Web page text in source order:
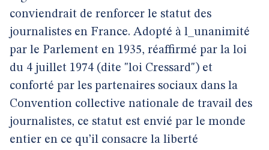
conviendrait de renforcer le statut des
journalistes en France. Adopté à l_unanimité
par le Parlement en 1935, réaffirmé par la loi
du 4 juillet 1974 (dite "loi Cressard") et
conforté par les partenaires sociaux dans la
Convention collective nationale de travail des
journalistes, ce statut est envié par le monde
entier en ce qu’il consacre la liberté